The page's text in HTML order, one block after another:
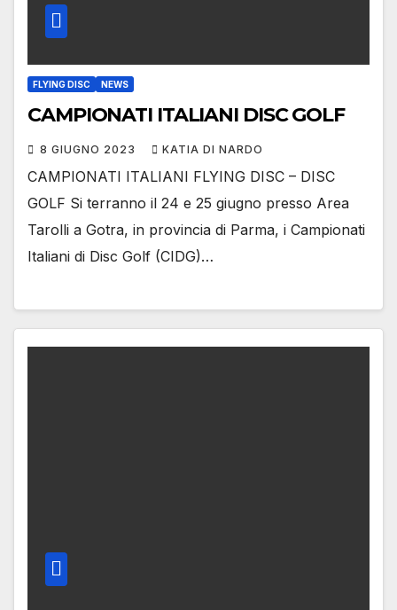
FLYING DISC NEWS
CAMPIONATI ITALIANI DISC GOLF
8 GIUGNO 2023 KATIA DI NARDO
CAMPIONATI ITALIANI FLYING DISC – DISC
GOLF Si terranno il 24 e 25 giugno presso Area
Tarolli a Gotra, in provincia di Parma, i Campionati
Italiani di Disc Golf (CIDG)…